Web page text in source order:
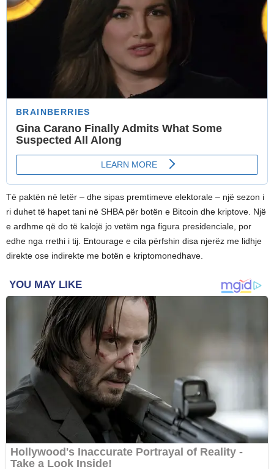
Të paktën në letër – dhe sipas premtimeve elektorale – një sezon i
ri duhet të hapet tani në SHBA për botën e Bitcoin dhe kriptove. Një
e ardhme që do të kalojë jo vetëm nga figura presidenciale, por
edhe nga rrethi i tij. Entourage e cila përfshin disa njerëz me lidhje
direkte ose indirekte me botën e kriptomonedhave.